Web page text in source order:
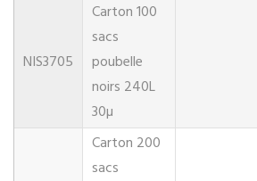
NIS3705
Carton 100
sacs
poubelle
noirs 240L
30µ
Carton 200
sacs